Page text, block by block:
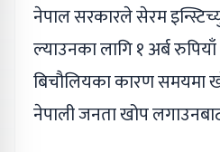
नेपाल सरकारले सेरम
ल्याउनका लागि १ अर्ब
बिचौलियका कारण
नेपाली जनता खोप